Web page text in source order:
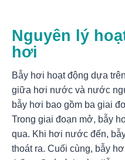
Nguyên lý
hơi
Bẫy hơi hoạt động dựa
giữa hơi nước và nước
bẫy hơi bao gồm ba giai
Trong giai đoạn mở, bẫy
qua. Khi hơi nước đến,
thoát ra. Cuối cùng, bẫy